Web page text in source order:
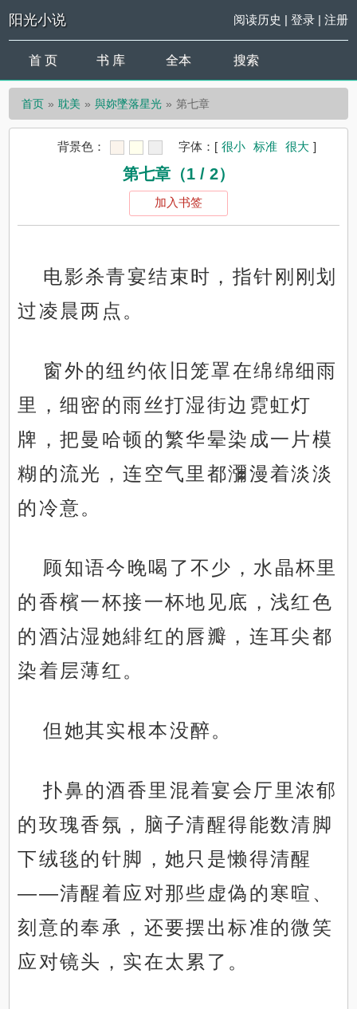
阳光小说 阅读历史 | 登录| 注册
首 页 书 库 全本 搜索
首页 耽美 與妳墜落星光 第七章
背景色： 字体： [ 很小 标准 很大 ]
第七章（1 / 2）
加入书签
电影杀青宴结束时，指针刚刚划
过凌晨两点。
窗外的纽约依旧笼罩在绵绵细雨
里，细密的雨丝打湿街边霓虹灯
牌，把曼哈顿的繁华晕染成一片模
糊的流光，连空气里都瀰漫着淡淡
的冷意。
顾知语今晚喝了不少，水晶杯里
的香檳一杯接一杯地见底，浅红色
的酒沾湿她緋红的唇瓣，连耳尖都
染着层薄红。
但她其实根本没醉。
扑鼻的酒香里混着宴会厅里浓郁
的玫瑰香氛，脑子清醒得能数清脚
下绒毯的针脚，她只是懒得清醒
——清醒着应对那些虚偽的寒暄、
刻意的奉承，还要摆出标准的微笑
应对镜头，实在太累了。